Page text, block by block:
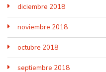
diciembre 2018
noviembre 2018
octubre 2018
septiembre 2018